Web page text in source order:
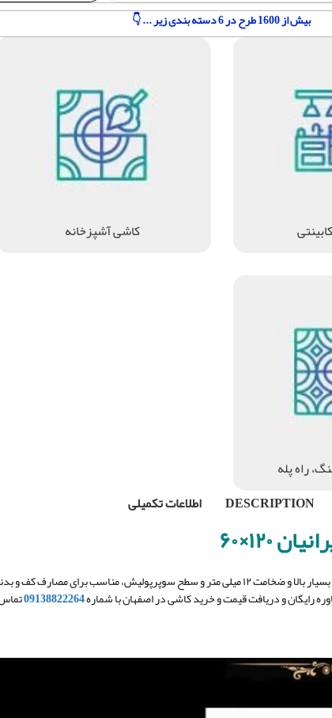
بیش از 1600 طرح در 6 دسته بندی زیر ... 👇
کاشی آشپزخانه
راه پله
DESCRIPTION
اطلاعات تکمیلی
با جنس بدنه پرسلان واقعی با مقاومت بسیار بالا و ضخامت ۱۲ میلی متر و سطح سوپرپولیش،
و دریافت قیمت و خرید کاشی در اصفهان با شماره09138822264